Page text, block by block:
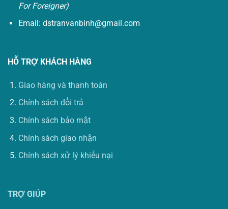
For Foreigner)
Email: dstranvanbinh@gmail.com
HỖ TRỢ KHÁCH HÀNG
Giao hàng và thanh toán
Chính sách đổi trả
Chính sách bảo mật
Chính sách giao nhận
Chính sách xử lý khiếu nại
TRỢ GIÚP